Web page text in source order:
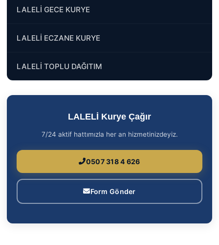
LALELİ GECE KURYE
LALELİ ECZANE KURYE
LALELİ TOPLU DAĞITIM
LALELİ Kurye Çağır
7/24 aktif hattımızla her an hizmetinizdeyiz.
0507 318 4 626
Form Gönder